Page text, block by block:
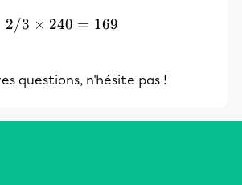
2/3 \times 240=169
2/3 × 240 = 169
questions, n'hésite pas !